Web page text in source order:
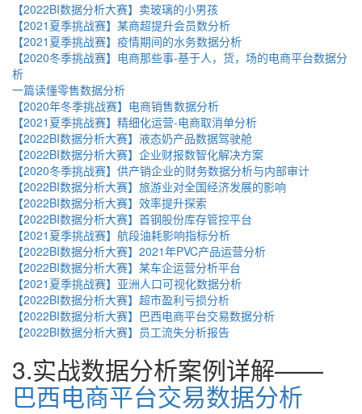
【2022BI数据分析大赛】卖玻璃的小男孩
【2021夏季挑战赛】某商超提升会员数分析
【2021夏季挑战赛】疫情期间的水务数据分析
【2020冬季挑战赛】电商那些事-基于人，货，场的电商平台数据分
析
一篇读懂零售数据分析
【2020年冬季挑战赛】电商销售数据分析
【2021夏季挑战赛】精细化运营-电商取消单分析
【2022BI数据分析大赛】液态奶产品数据驾驶舱
【2022BI数据分析大赛】企业财报数智化解决方案
【2020冬季挑战赛】供产销企业的财务数据分析与内部审计
【2022BI数据分析大赛】旅游业对全国经济发展的影响
【2022BI数据分析大赛】效率提升探索
【2022BI数据分析大赛】首钢股份库存管控平台
【2021夏季挑战赛】航段油耗影响指标分析
【2022BI数据分析大赛】2021年PVC产品运营分析
【2022BI数据分析大赛】某车企运营分析平台
【2021夏季挑战赛】亚洲人口可视化数据分析
【2022BI数据分析大赛】超市盈利亏损分析
【2022BI数据分析大赛】巴西电商平台交易数据分析
【2022BI数据分析大赛】员工流失分析报告
3.实战数据分析案例详解——
巴西电商平台交易数据分析